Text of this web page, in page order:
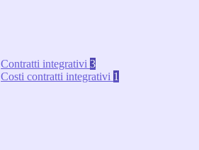
Contratti integrativi 3
Costi contratti integrativi 1